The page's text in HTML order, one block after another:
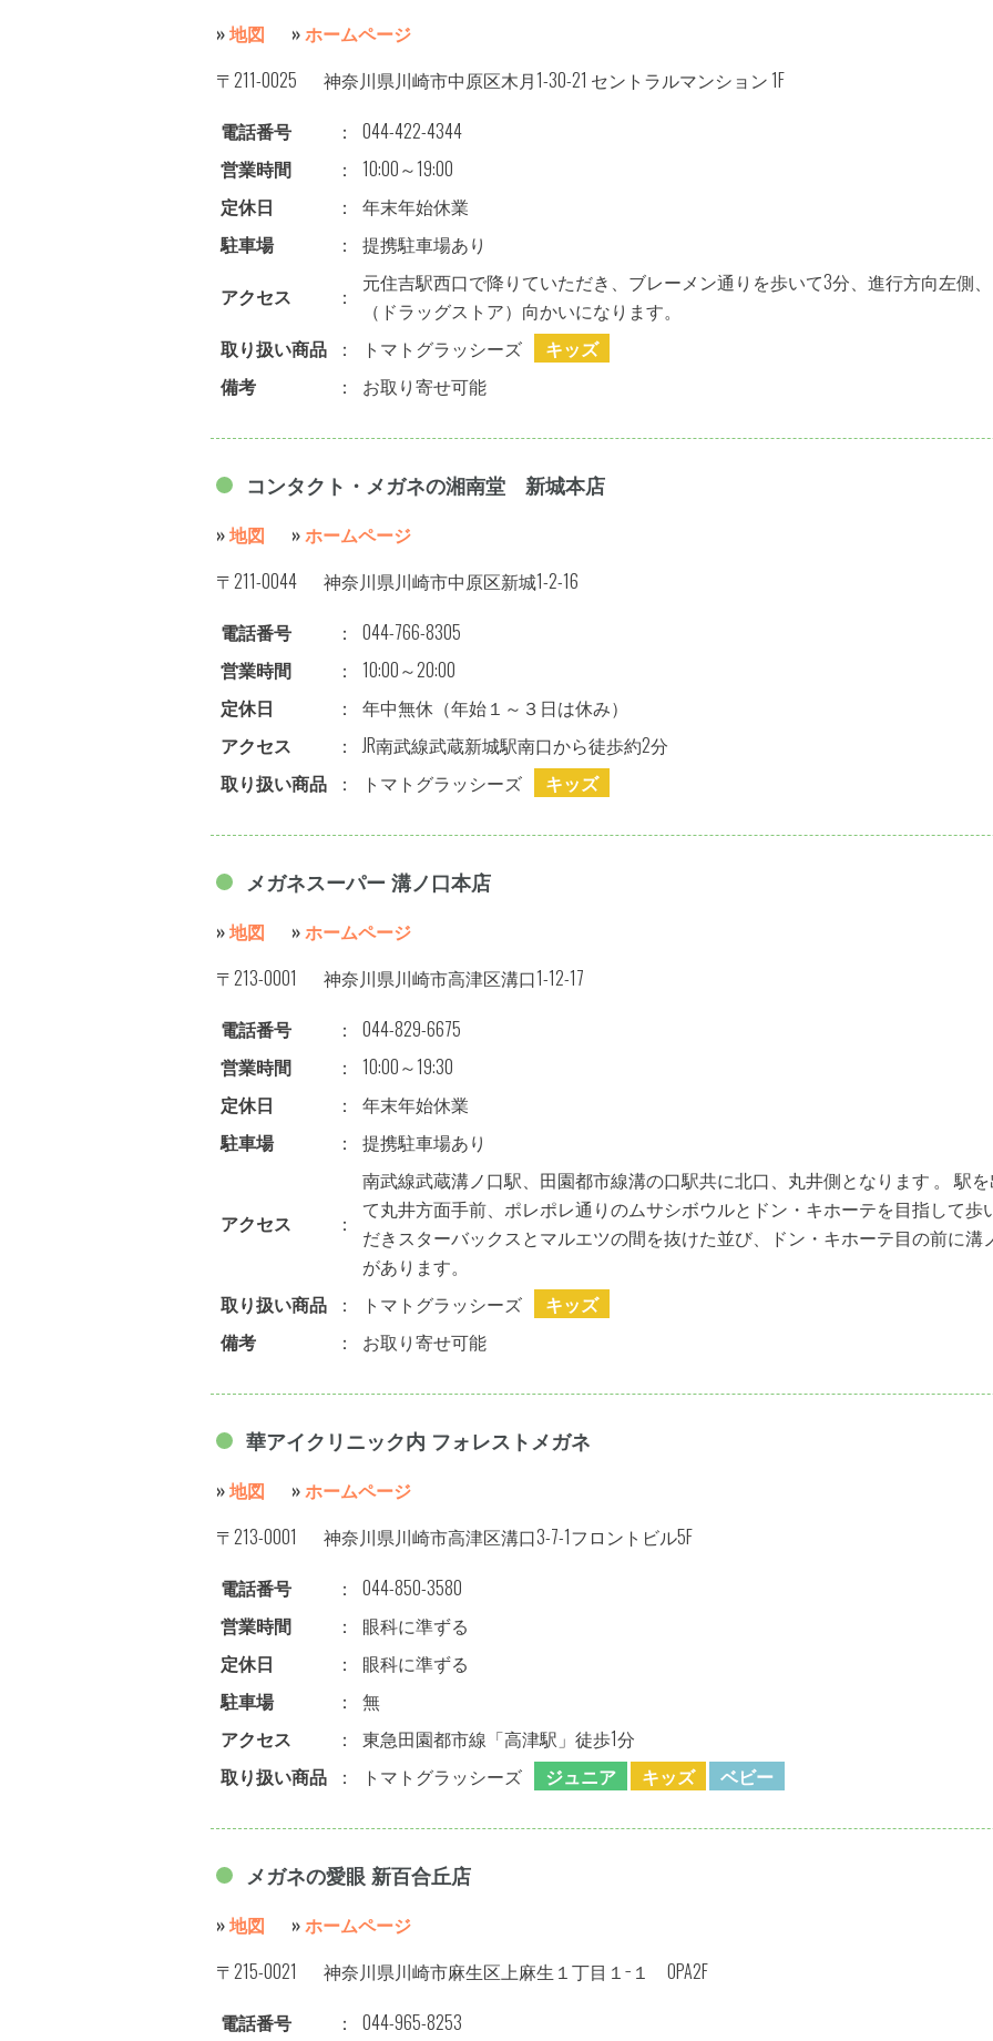
»地図 »ホームページ
〒211-0025
神奈川県川崎市中原区木月1-30-21 セントラルマンション 1F
電話番号
：
044-422-4344
営業時間
：
10:00～19:00
定休日
：
年末年始休業
駐車場
：
提携駐車場あり
アクセス
：
元住吉駅西口で降りていただき、ブレーメン通りを歩いて3分、進行方向左側
（ドラッグストア）向かいになります。
取り扱い商品
： トマトグラッシーズ
キッズ
備考
： お取り寄せ可能
コンタクト・メガネの湘南堂 新城本店
»地図 »ホームページ
〒211-0044
神奈川県川崎市中原区新城1-2-16
電話番号
：
044-766-8305
営業時間
：
10:00～20:00
定休日
：
年中無休（年始１～３日は休み）
アクセス
：
JR南武線武蔵新城駅南口から徒歩約2分
取り扱い商品
： トマトグラッシーズ キッズ
メガネスーパー 溝ノ口本店
»地図 »ホームページ
〒213-0001
神奈川県川崎市高津区溝口1-12-17
電話番号
：
044-829-6675
営業時間
：
10:00～19:30
定休日
：
年末年始休業
駐車場
： 提携駐車場あり
アクセス ：
南武線武蔵溝ノ口駅、田園都市線溝の口駅共に北口、丸井側となります 。 駅
て丸井方面手前、ポレポレ通りのムサシボウルとドン・キホーテを目指して歩
だきスターバックスとマルエツの間を抜けた並び、ドン・キホーテ目の前に溝
があります。
取り扱い商品
： トマトグラッシーズ
キッズ
備考
： お取り寄せ可能
華アイクリニック内 フォレストメガネ
»地図 »ホームページ
〒213-0001
神奈川県川崎市高津区溝口3-7-1フロントビル5F
電話番号
：
044-850-3580
営業時間
：
眼科に準ずる
定休日
：
眼科に準ずる
駐車場
：
無
アクセス
：
東急田園都市線「高津駅」徒歩1分
取り扱い商品
： トマトグラッシーズ ジュニア キッズ ベビー
メガネの愛眼 新百合丘店
»地図 »ホームページ
〒215-0021
神奈川県川崎市麻生区上麻生１丁目１−１ OPA2F
電話番号
： 044-965-8253